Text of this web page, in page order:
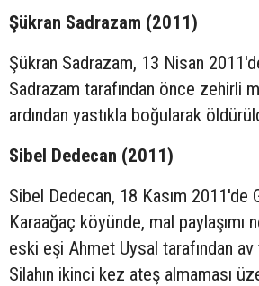
Şükran Sadrazam (2011)
Şükran Sadrazam, 13 Nisan
Sadrazam tarafından önce zehirli
ardından yastıkla boğularak
Sibel Dedecan (2011)
Sibel Dedecan, 18 Kasım 2011'de
Karaağaç köyünde, mal paylaşımı
eski eşi Ahmet Uysal tarafından
Silahın ikinci kez ateş almaması